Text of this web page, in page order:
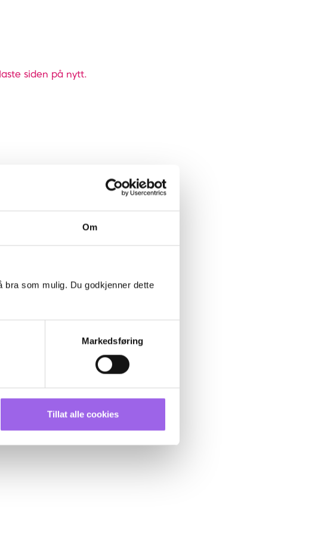
Om
som mulig. Du godkjenner dette
Markedsføring
Tillat alle cookies
siden på nytt.